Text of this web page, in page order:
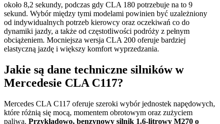
około 8,2 sekundy, podczas gdy CLA 180 potrzebuje na to 9
sekund. Wybór między tymi modelami powinien być uzależniony
od indywidualnych potrzeb kierowcy oraz oczekiwań co do
dynamiki jazdy, a także od częstotliwości podróży z pełnym
obciążeniem. Mocniejsza wersja CLA 200 oferuje bardziej
elastyczną jazdę i większy komfort wyprzedzania.
Jakie są dane techniczne silników w
Mercedesie CLA C117?
Mercedes CLA C117 oferuje szeroki wybór jednostek napędowych,
które różnią się mocą, momentem obrotowym oraz zużyciem
paliwa. Przykładowo, benzynowy silnik 1.6-litrowy M270 o